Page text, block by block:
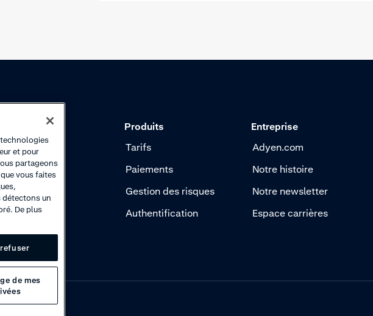
en ligne
de
Produits
Tarifs
Paiements
Gestion des risques
Authentification
Entreprise
Adyen.com
Notre histoire
Notre newsletter
Espace carrières
2026 Adyen
technologies
et pour
partageons
vous faites
détectons un
De plus
de mes